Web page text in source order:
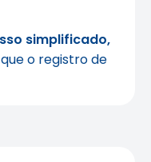
simplificado,
o registro de